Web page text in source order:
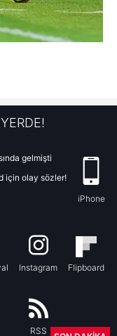
gelmişti
için olay sözler!
iPhone
Instagram Flipboard
RSS